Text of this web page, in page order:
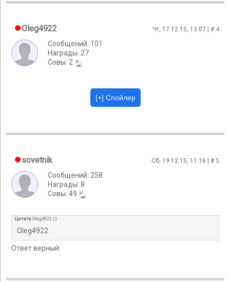
Oleg4922 Чт, 17.12.15, 13:07 | # 4
Сообщений: 101
Награды: 27
Cовы: 2
sovetnik Сб, 19.12.15, 11:16 | #5
Сообщений: 258
Награды: 8
Cовы: 49
ЦитатаOleg4922 ()
Oleg4922
Ответ верный.